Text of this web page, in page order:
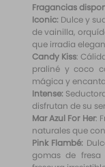
Fragancias
Iconic: Dulce y
de vainilla,
que irradia
Candy Kiss:
praliné y coco
mágica y
Intense:
disfrutan de su
Mar Azul For Her:
naturales que
Pink Flambé:
gomas de